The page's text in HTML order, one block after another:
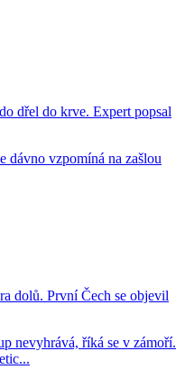
dřel do krve. Expert popsal
dávno vzpomíná na zašlou
dolů. První Čech se objevil
nevyhrává, říká se v zámoří.